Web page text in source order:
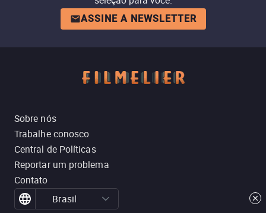
ASSINE A NEWSLETTER
Sobre nós
Trabalhe conosco
Central de Políticas
Reportar um problema
Contato
Brasil